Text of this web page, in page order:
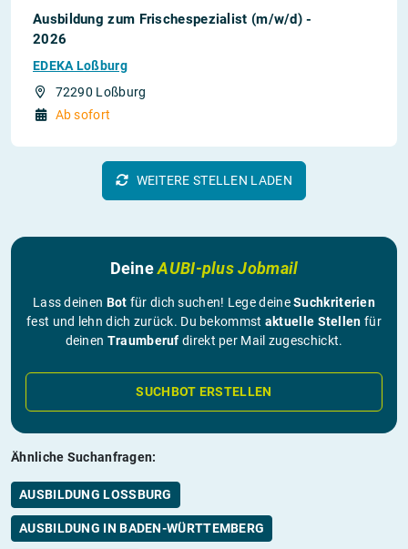
Ausbildung zum Frischespezialist (m/w/d) -
2026
EDEKA Loßburg
72290 Loßburg
Ab sofort
WEITERE STELLEN LADEN
DeineAUBI-plus Jobmail
Lass deinen Bot für dich suchen! Lege deineSuchkriterien
fest und lehn dich zurück. Du bekommst aktuelle Stellen für
deinen Traumberuf direkt per Mail zugeschickt.
SUCHBOT ERSTELLEN
Ähnliche Suchanfragen:
AUSBILDUNG LOSSBURG
AUSBILDUNG IN BADEN-WÜRTTEMBERG